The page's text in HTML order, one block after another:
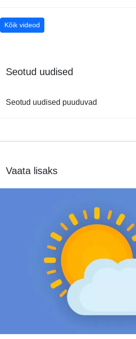
Kõik videod
Seotud uudised
Seotud uudised puuduvad
Vaata lisaks